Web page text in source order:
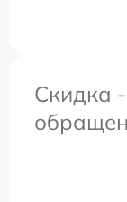
Скидка